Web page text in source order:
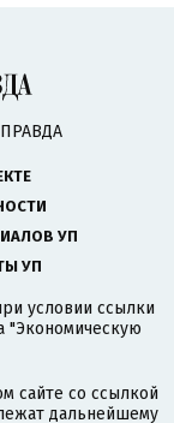
УП
УП
условии ссылки
"Экономическую
сайте со ссылкой
дальнейшему